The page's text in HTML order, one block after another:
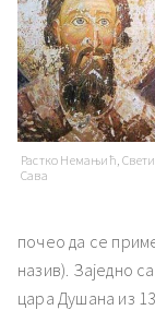
Растко Немањић, Свети
Сава
почео да се
назив). Заједно
цара Душана из